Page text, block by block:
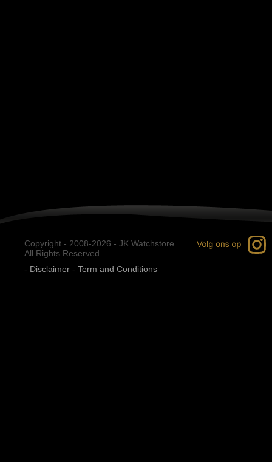
Copyright - 2008-2026 - JK Watchstore.
All Rights Reserved.
- Disclaimer - Term and Conditions